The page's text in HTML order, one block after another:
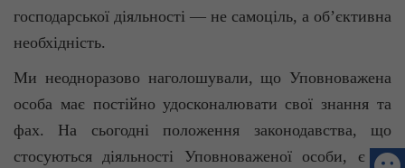
господарської діяльності — не самоціль, а об’єктивна
необхідність.
Ми неодноразово наголошували, що Уповноважена
особа має постійно удосконалювати свої знання та
фах. На сьогодні положення законодавства, що
стосуються діяльності Уповноваженої особи, є не